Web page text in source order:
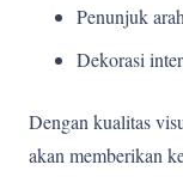
Penunjuk
Dekorasi
Dengan kualitas
akan memberikan